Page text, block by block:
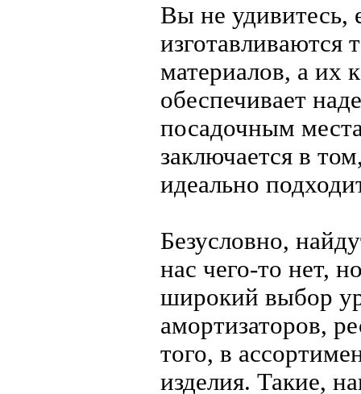
Вы не удивитесь,
изготавливаются
материалов, а их
обеспечивает
посадочным
заключается в
идеально
Безусловно,
нас чего-то нет,
широкий выбор
амортизаторов,
того, в
изделия. Такие,